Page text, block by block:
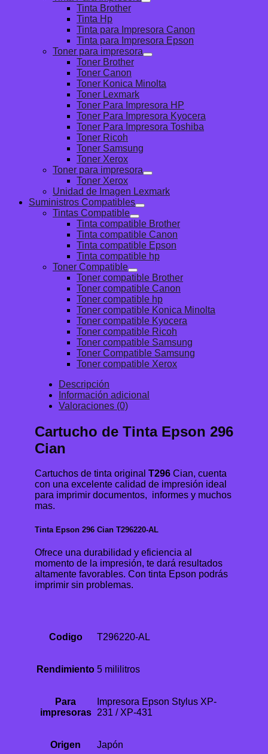
Tinta Brother
Tinta Hp
Tinta para Impresora Canon
Tinta para Impresora Epson
Toner para impresora
Toner Brother
Toner Canon
Toner Konica Minolta
Toner Lexmark
Toner Para Impresora HP
Toner Para Impresora Kyocera
Toner Para Impresora Toshiba
Toner Ricoh
Toner Samsung
Toner Xerox
Toner para impresora
Toner Xerox
Unidad de Imagen Lexmark
Suministros Compatibles
Tintas Compatible
Tinta compatible Brother
Tinta compatible Canon
Tinta compatible Epson
Tinta compatible hp
Toner Compatible
Toner compatible Brother
Toner compatible Canon
Toner compatible hp
Toner compatible Konica Minolta
Toner compatible Kyocera
Toner compatible Ricoh
Toner compatible Samsung
Toner Compatible Samsung
Toner compatible Xerox
Descripción
Información adicional
Valoraciones (0)
Cartucho de Tinta Epson 296
Cian
Cartuchos de tinta original T296 Cian, cuenta
con una excelente calidad de impresión ideal
para imprimir documentos, informes y muchos
mas.
Tinta Epson 296 Cian T296220-AL
Ofrece una durabilidad y eficiencia al
momento de la impresión, te dará resultados
altamente favorables. Con tinta Epson podrás
imprimir sin problemas.
Codigo T296220-AL
Rendimiento 5 mililitros
Para
impresoras
Impresora Epson Stylus XP-
231 / XP-431
Origen Japón